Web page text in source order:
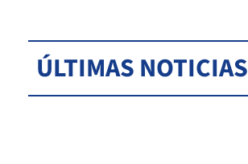
ÚLTIMAS NOTICIAS